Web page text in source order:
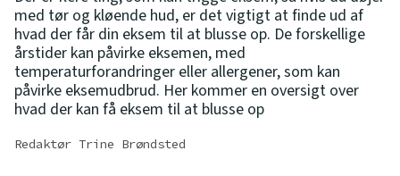
med tør og kløende hud, er det vigtigt at finde ud af
hvad der får din eksem til at blusse op. De forskellige
årstider kan påvirke eksemen, med
temperaturforandringer eller allergener, som kan
påvirke eksemudbrud. Her kommer en oversigt over
hvad der kan få eksem til at blusse op
Redaktør Trine Brøndsted